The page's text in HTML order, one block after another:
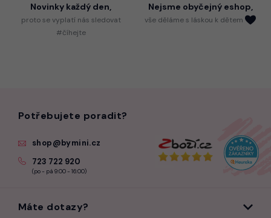
Novinky každý den,
protose vyplatí nás sledovat
#číhejte
Nejsme obyčejný eshop,
vše děláme s láskou k dětem
Potřebujete poradit?
shop@bymini.cz
723 722 920
(po - pá 9:00 - 16:00)
Máte dotazy?